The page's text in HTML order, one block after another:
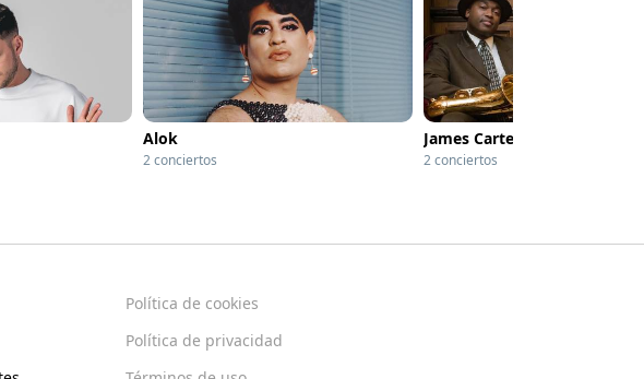
Alok
2 conciertos
James Carter
2 conciertos
Política de cookies
Política de privacidad